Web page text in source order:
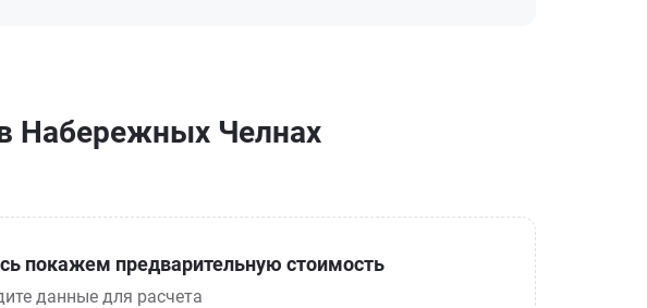
Набережных Челнах
покажем предварительную стоимость
данные для расчета